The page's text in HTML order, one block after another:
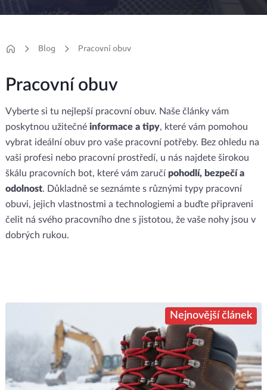
Blog Pracovní obuv
Pracovní obuv
Vyberte si tu nejlepší pracovní obuv. Naše články vám
poskytnou užitečné informace a tipy, které vám pomohou
vybrat ideální obuv pro vaše pracovní potřeby. Bez ohledu na
vaši profesi nebo pracovní prostředí, u nás najdete širokou
škálu pracovních bot, které vám zaručí pohodlí, bezpečí a
odolnost. Důkladně se seznámte s různými typy pracovní
obuvi, jejich vlastnostmi a technologiemi a buďte připraveni
čelit ná svého pracovního dne s jistotou, že vaše nohy jsou v
dobrých rukou.
Nejnovější článek